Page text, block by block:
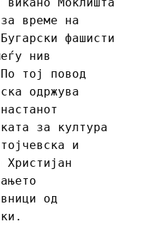
време на
фашисти
нив
тој повод
одржува
за култура
и
Христијан
од